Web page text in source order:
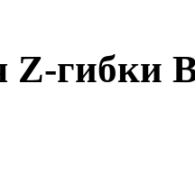
Z-гибки